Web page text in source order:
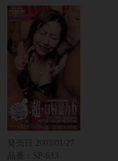
発売日:
2003/01/27
品番：SP-633